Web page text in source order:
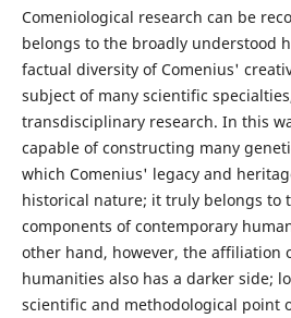
Comeniological research can be
belongs to the broadly understood
factual diversity of Comenius'
subject of many scientific
transdisciplinary research. In this
capable of constructing many
which Comenius' legacy and
historical nature; it truly belongs to
components of contemporary
other hand, however, the affiliation
humanities also has a darker side;
scientific and methodological point